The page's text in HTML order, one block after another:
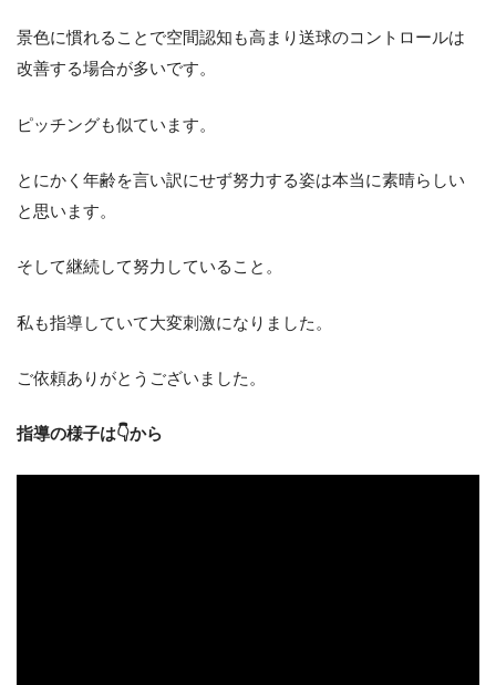
景色に慣れることで空間認知も高まり送球のコントロールは
改善する場合が多いです。
ピッチングも似ています。
とにかく年齢を言い訳にせず努力する姿は本当に素晴らしい
と思います。
そして継続して努力していること。
私も指導していて大変刺激になりました。
ご依頼ありがとうございました。
指導の様子は👇から